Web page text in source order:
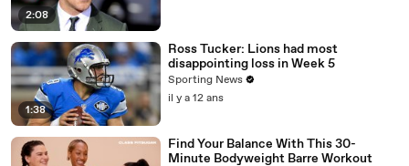
2:08
1:38
Ross Tucker: Lions had most
disappointing loss in Week 5
Sporting News
il y a 12 ans
Find Your Balance With This 30-
Minute Bodyweight Barre Workout